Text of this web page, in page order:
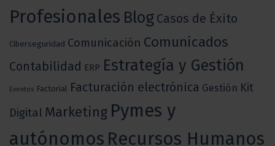
Profesionales Blog Casos de Éxito
Ciberseguridad Comunicación Comunicados
Contabilidad ERP Estrategía y Gestión
Eventos Factorial Facturación electrónica Gestión Kit
Digital Marketing Pymes y
autónomos Recursos Humanos